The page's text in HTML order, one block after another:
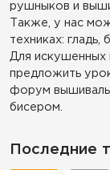
рушныков и
Также, у нас
техниках: гладь,
Для
предложить
форум
бисером.
Последние